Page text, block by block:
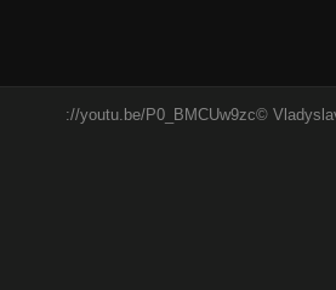
://youtu.be/P0_BMCUw9zc©